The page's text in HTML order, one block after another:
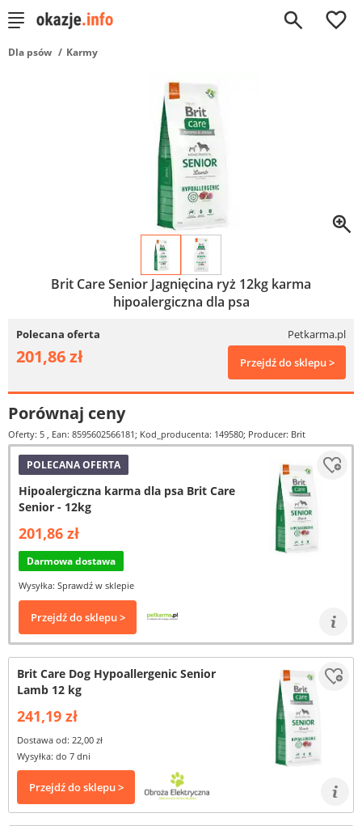
0
Dla psów Karmy
Brit Care Senior Jagnięcina ryż 12kg karma
hipoalergiczna dla psa
Polecana oferta Petkarma.pl
201,86 zł Przejdź do sklepu >
Porównaj ceny
Oferty: 5 , Ean: 8595602566181; Kod_producenta: 149580; Producer: Brit
POLECANA OFERTA
Hipoalergiczna karma dla psa Brit Care
Senior - 12kg
201,86 zł
Darmowa dostawa
Wysyłka: Sprawdź w sklepie
Przejdź do sklepu >
Brit Care Dog Hypoallergenic Senior
Lamb 12 kg
241,19 zł
Dostawa od: 22,00 zł
Wysyłka: do 7 dni
Przejdź do sklepu >